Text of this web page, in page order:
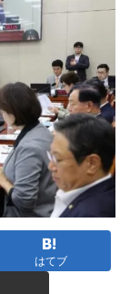
はてブ